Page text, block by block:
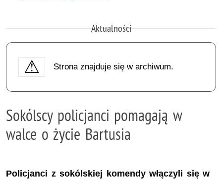
Aktualności
Strona znajduje się w archiwum.
Sokólscy policjanci pomagają w
walce o życie Bartusia
Policjanci z sokólskiej komendy włączyli się w